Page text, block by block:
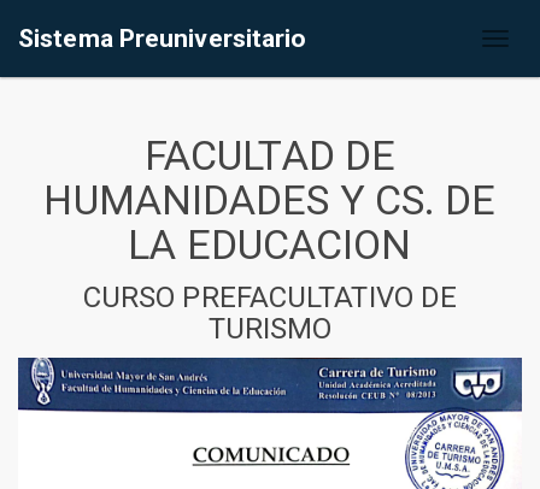
Sistema Preuniversitario
FACULTAD DE
HUMANIDADES Y CS. DE
LA EDUCACION
CURSO PREFACULTATIVO DE
TURISMO